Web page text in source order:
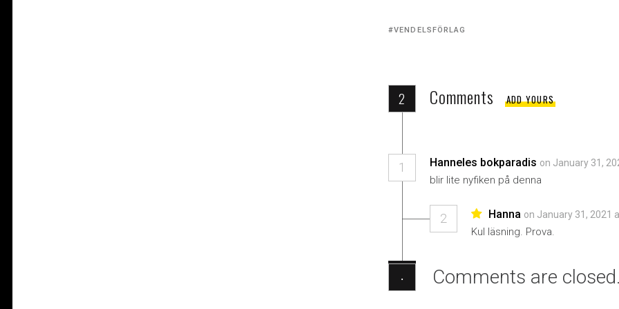
Tagged
VENDELSFÖRLAG
2 Comments ADD YOURS
1 Hanneles bokparadis on January 31,
blir lite nyfiken på denna
2 Hanna on January 31, 2021
Kul läsning. Prova.
· Comments are closed.